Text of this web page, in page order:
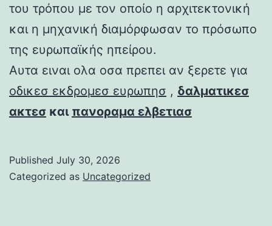
του τρόπου με τον οποίο η αρχιτεκτονική
και η μηχανική διαμόρφωσαν το πρόσωπο
της ευρωπαϊκής ηπείρου.
Αυτα ειναι ολα οσα πρεπει αν ξερετε για
οδικεσ εκδρομεσ ευρωπησ , δαλματικεσ
ακτεσ και πανοραμα ελβετιασ
Published July 30, 2026
Categorized as Uncategorized